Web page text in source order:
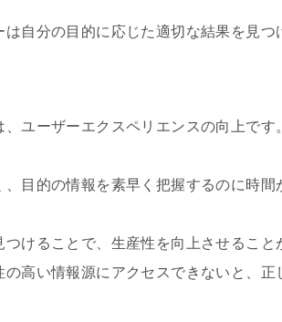
自分の目的に応じた適切な結果を見つ
ユーザーエクスペリエンスの向上です。
目的の情報を素早く把握するのに時間
けることで、生産性を向上させること
高い情報源にアクセスできないと、正